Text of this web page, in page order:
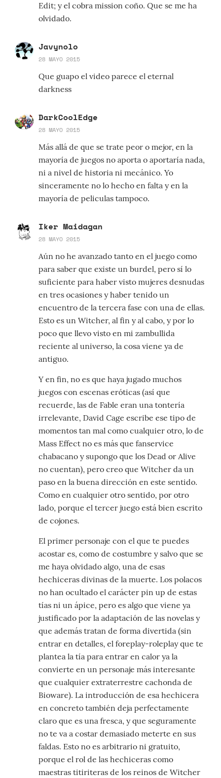
Edit; y el cobra mission coño. Que se me ha
olvidado.
Javynolo
28 MAYO 2015
Que guapo el video parece el eternal
darkness
DarkCoolEdge
28 MAYO 2015
Más allá de que se trate peor o mejor, en la
mayoría de juegos no aporta o aportaría nada,
ni a nivel de historia ni mecánico. Yo
sinceramente no lo hecho en falta y en la
mayoría de peliculas tampoco.
Iker Maidagan
28 MAYO 2015
Aún no he avanzado tanto en el juego como
para saber que existe un burdel, pero sí lo
suficiente para haber visto mujeres desnudas
en tres ocasiones y haber tenido un
encuentro de la tercera fase con una de ellas.
Esto es un Witcher, al fin y al cabo, y por lo
poco que llevo visto en mi zambullida
reciente al universo, la cosa viene ya de
antiguo.
Y en fin, no es que haya jugado muchos
juegos con escenas eróticas (así que
recuerde, las de Fable eran una tontería
irrelevante, David Cage escribe ese tipo de
momentos tan mal como cualquier otro, lo de
Mass Effect no es más que fanservice
chabacano y supongo que los Dead or Alive
no cuentan), pero creo que Witcher da un
paso en la buena dirección en este sentido.
Como en cualquier otro sentido, por otro
lado, porque el tercer juego está bien escrito
de cojones.
El primer personaje con el que te puedes
acostar es, como de costumbre y salvo que se
me haya olvidado algo, una de esas
hechiceras divinas de la muerte. Los polacos
no han ocultado el carácter pin up de estas
tías ni un ápice, pero es algo que viene ya
justificado por la adaptación de las novelas y
que además tratan de forma divertida (sin
entrar en detalles, el foreplay-roleplay que te
plantea la tía para entrar en calor ya la
convierte en un personaje más interesante
que cualquier extraterrestre cachonda de
Bioware). La introducción de esa hechicera
en concreto también deja perfectamente
claro que es una fresca, y que seguramente
no te va a costar demasiado meterte en sus
faldas. Esto no es arbitrario ni gratuito,
porque el rol de las hechiceras como
maestras titiriteras de los reinos de Witcher